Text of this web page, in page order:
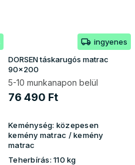
ingyenes
DORSEN táskarugós matrac
90x200
5-10 munkanapon belül
76 490 Ft
Keménység: közepesen
kemény matrac / kemény
matrac
Teherbírás: 110 kg